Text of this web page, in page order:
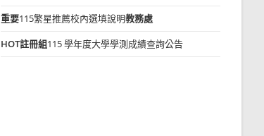
重要115繁星推薦校內選填說明教務處
HOT註冊組115 學年度大學學測成績查詢公告